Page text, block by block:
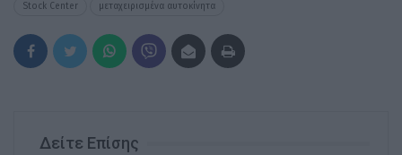
Stock Center μεταχειρισμένα αυτοκίνητα
Δείτε Επίσης